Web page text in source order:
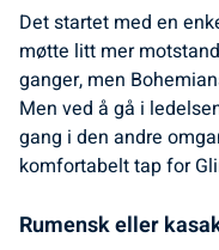
Det startet med en
møtte litt mer
ganger, men
Men ved å gå i
gang i den andre
komfortabelt tap for
Rumensk eller